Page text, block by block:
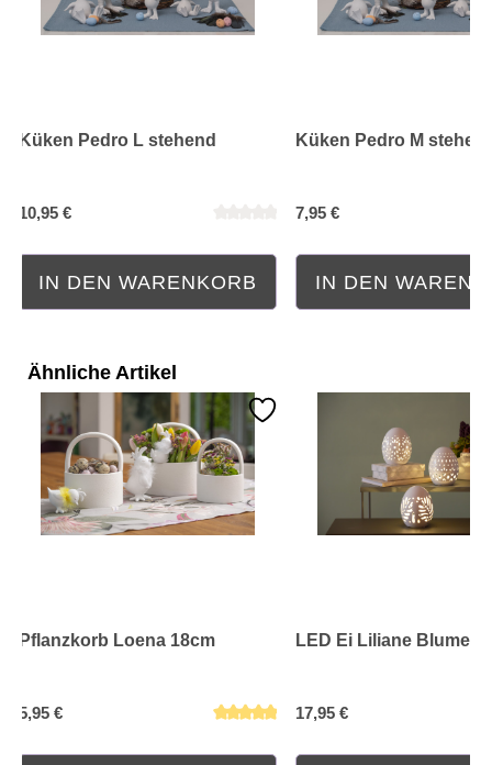
Küken Pedro L stehend
10,95 €
IN DEN WARENKORB
Küken Pedro M
7,95 €
IN DEN
Ähnliche Artikel
Pflanzkorb Loena 18cm
5,95 €
LED Ei Liliane
17,95 €